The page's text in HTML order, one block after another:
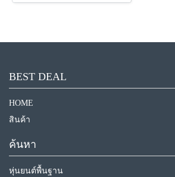
BEST DEAL
HOME
สินค้า
ค้นหา
หุ่นยนต์พื้นฐาน